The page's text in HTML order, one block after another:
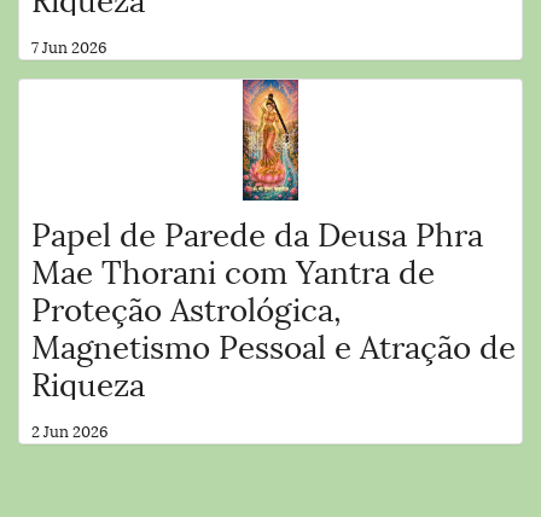
7 Jun 2026
Papel de Parede da Deusa Phra
Mae Thorani com Yantra de
Proteção Astrológica,
Magnetismo Pessoal e Atração de
Riqueza
2 Jun 2026